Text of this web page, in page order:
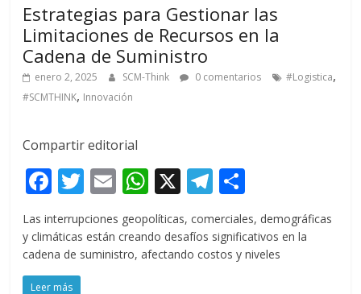
Estrategias para Gestionar las
Limitaciones de Recursos en la
Cadena de Suministro
enero 2, 2025 SCM-Think 0 comentarios #Logistica,
#SCMTHINK, Innovación
Compartir editorial
F
ac
e
b
o
T
w
itt
er
E
ai
l
W
h
at
s
X T
el
e
gr
m
p
Las interrupciones geopolíticas, comerciales, demográficas
y climáticas están creando desafíos significativos en la
cadena de suministro, afectando costos y niveles
Leer más